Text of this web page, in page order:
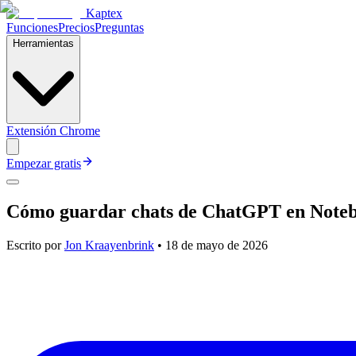
Kaptex
FuncionesPreciosPreguntas
Herramientas
Extensión Chrome
Empezar gratis
Cómo guardar chats de ChatGPT en
Escrito por Jon Kraayenbrink • 18 de mayo de 2026